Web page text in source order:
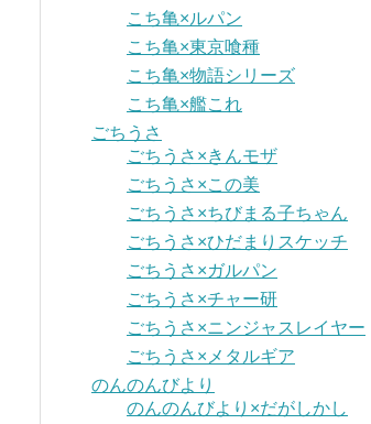
こち亀×ルパン
こち亀×東京喰種
こち亀×物語シリーズ
こち亀×艦これ
ごちうさ
ごちうさ×きんモザ
ごちうさ×この美
ごちうさ×ちびまる子ちゃん
ごちうさ×ひだまりスケッチ
ごちうさ×ガルパン
ごちうさ×チャー研
ごちうさ×ニンジャスレイヤー
ごちうさ×メタルギア
のんのんびより
のんのんびより×だがしかし